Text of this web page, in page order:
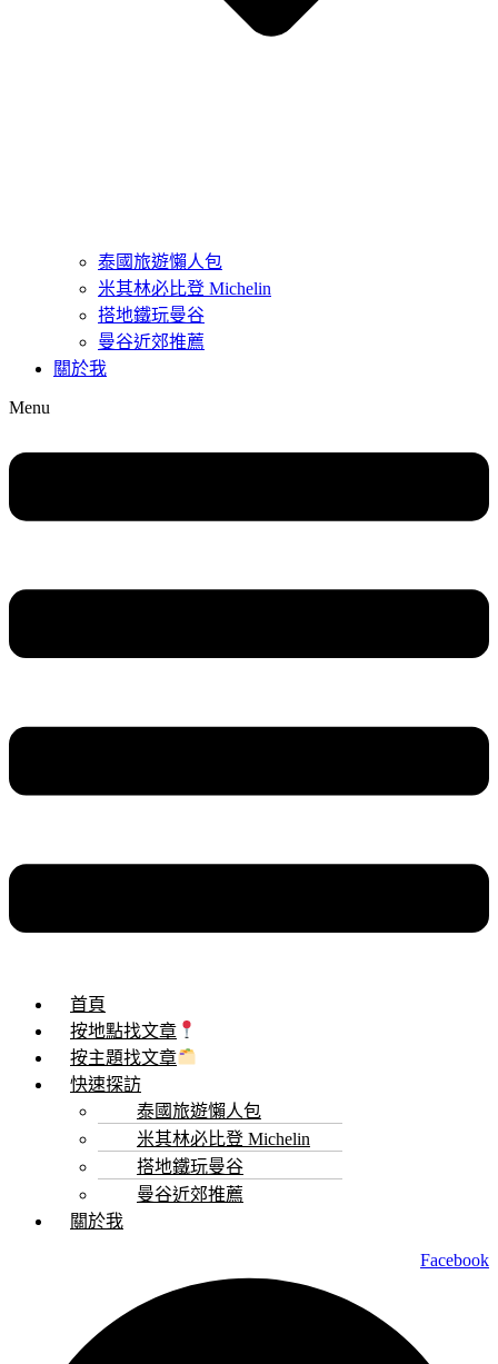
泰國旅遊懶人包
米其林必比登 Michelin
搭地鐵玩曼谷
曼谷近郊推薦
關於我
Menu
首頁
按地點找文章
按主題找文章
快速探訪
泰國旅遊懶人包
米其林必比登 Michelin
搭地鐵玩曼谷
曼谷近郊推薦
關於我
Facebook